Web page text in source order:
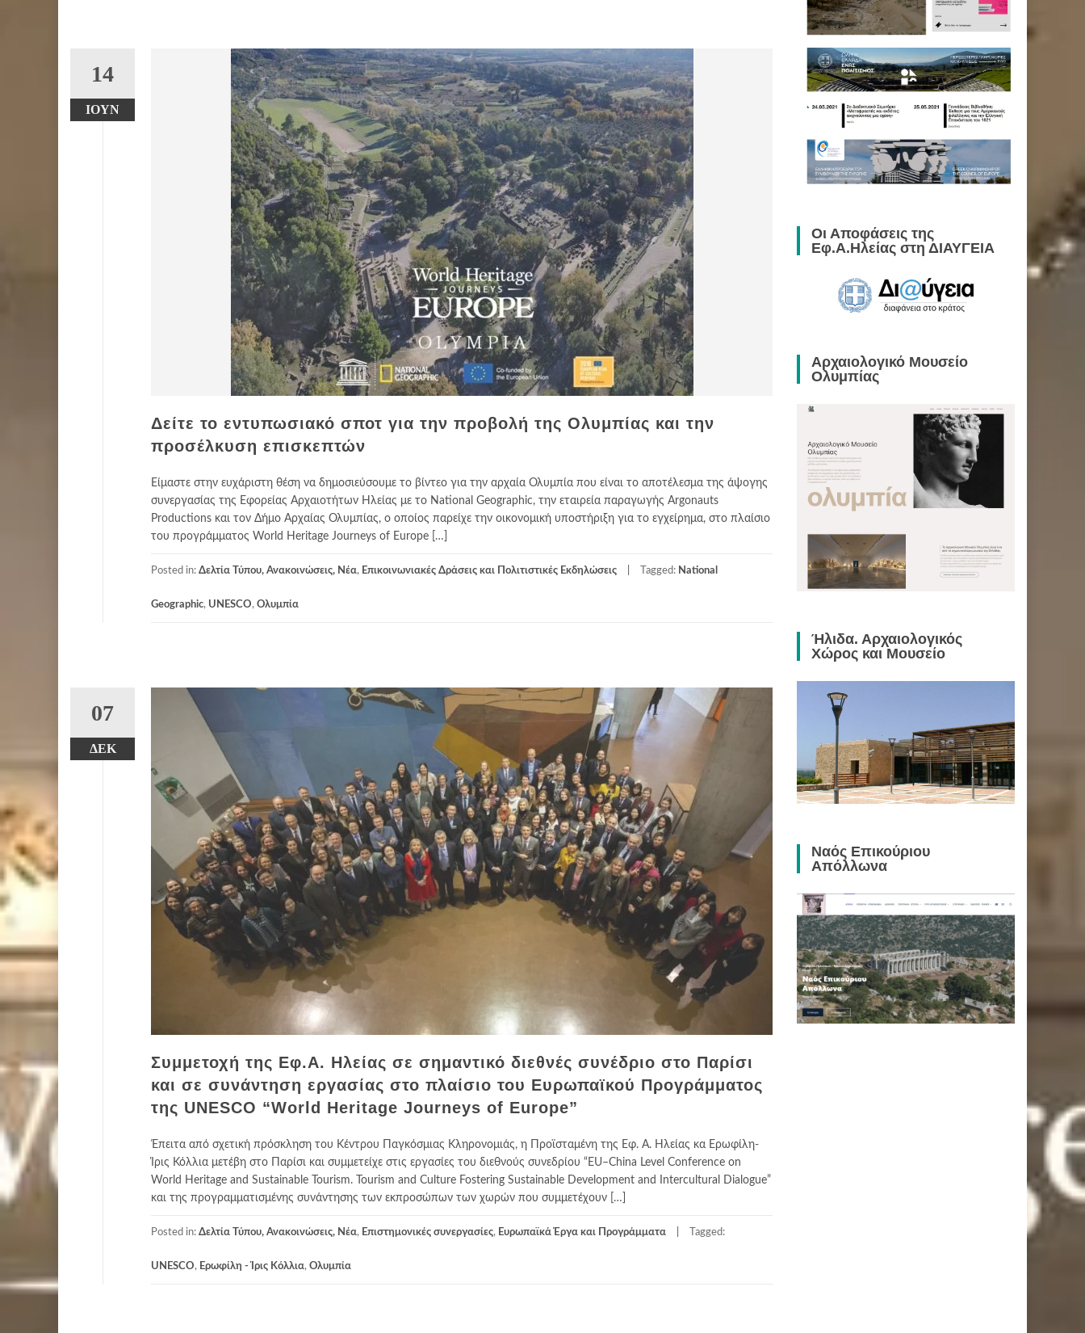
14
ΙΟΎΝ
Δείτε το εντυπωσιακό σποτ για την προβολή της Ολυμπίας και την
προσέλκυση επισκεπτών
Είμαστε στην ευχάριστη θέση να δημοσιεύσουμε τo βίντεο για την αρχαία Ολυμπία που είναι το αποτέλεσμα της άψογης
συνεργασίας της Εφορείας Αρχαιοτήτων Ηλείας με το National Geographic, την εταιρεία παραγωγής Argonauts
Productions και τον Δήμο Αρχαίας Ολυμπίας, ο οποίος παρείχε την οικονομική υποστήριξη για το εγχείρημα, στο πλαίσιο
του προγράμματος World Heritage Journeys of Europe […]
Posted in: Δελτία Τύπου, Ανακοινώσεις, Νέα, Επικοινωνιακές Δράσεις και Πολιτιστικές Εκδηλώσεις Tagged: National
Geographic, UNESCO, Ολυμπία
07
ΔΕΚ
Συμμετοχή της Εφ.Α. Ηλείας σε σημαντικό διεθνές συνέδριο στο Παρίσι
και σε συνάντηση εργασίας στο πλαίσιο του Ευρωπαϊκού Προγράμματος
της UNESCO “World Heritage Journeys of Europe”
Έπειτα από σχετική πρόσκληση του Κέντρου Παγκόσμιας Κληρονομιάς, η Προϊσταμένη της Εφ. Α. Ηλείας κα Ερωφίλη-
Ίρις Κόλλια μετέβη στο Παρίσι και συμμετείχε στις εργασίες του διεθνούς συνεδρίου “EU–China Level Conference on
World Heritage and Sustainable Tourism. Tourism and Culture Fostering Sustainable Development and Intercultural Dialogue”
και της προγραμματισμένης συνάντησης των εκπροσώπων των χωρών που συμμετέχουν […]
Posted in: Δελτία Τύπου, Ανακοινώσεις, Νέα, Επιστημονικές συνεργασίες, Ευρωπαϊκά Έργα και Προγράμματα Tagged:
UNESCO, Ερωφίλη - Ίρις Κόλλια, Ολυμπία
Οι Αποφάσεις της
Εφ.Α.Ηλείας στη ΔΙΑΥΓΕΙΑ
Αρχαιολογικό Μουσείο
Ολυμπίας
Ήλιδα. Αρχαιολογικός
Χώρος και Μουσείο
Ναός Επικούριου
Απόλλωνα